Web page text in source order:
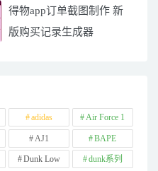
得物app订单截图制作 新
版购买记录生成器
adidas Air Force 1
AJ1 BAPE
Dunk Low dunk系列